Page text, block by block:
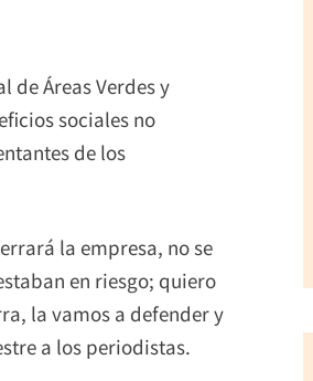
de Áreas Verdes y
sociales no
de los
la empresa, no se
en riesgo; quiero
la vamos a defender y
a los periodistas.